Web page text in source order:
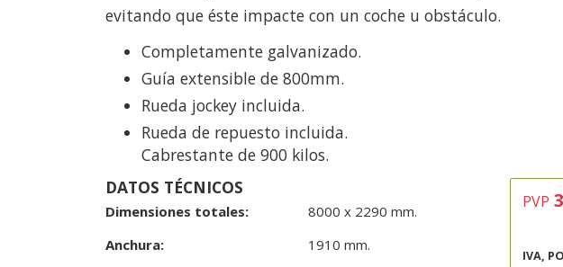
evitando que éste impacte con un coche u obstáculo.
Completamente galvanizado.
Guía extensible de 800mm.
Rueda jockey incluida.
Rueda de repuesto incluida.
Cabrestante de 900 kilos.
DATOS TÉCNICOS
Dimensiones totales:
8000 x 2290 mm.
Anchura:
1910 mm.
PVP
IVA,